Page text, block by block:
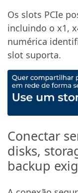
Os slots PCIe
incluindo o x1,
numérica
slot suporta.
Conectar
disks,
backup